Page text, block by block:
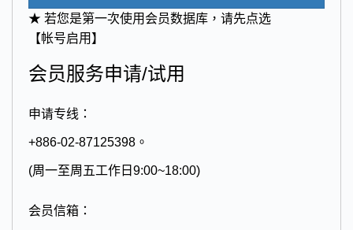
★ 若您是第一次使用会员数据库，请先点选
【帐号启用】
会员服务申请/试用
申请专线：
+886-02-87125398。
(周一至周五工作日9:00~18:00)
会员信箱：